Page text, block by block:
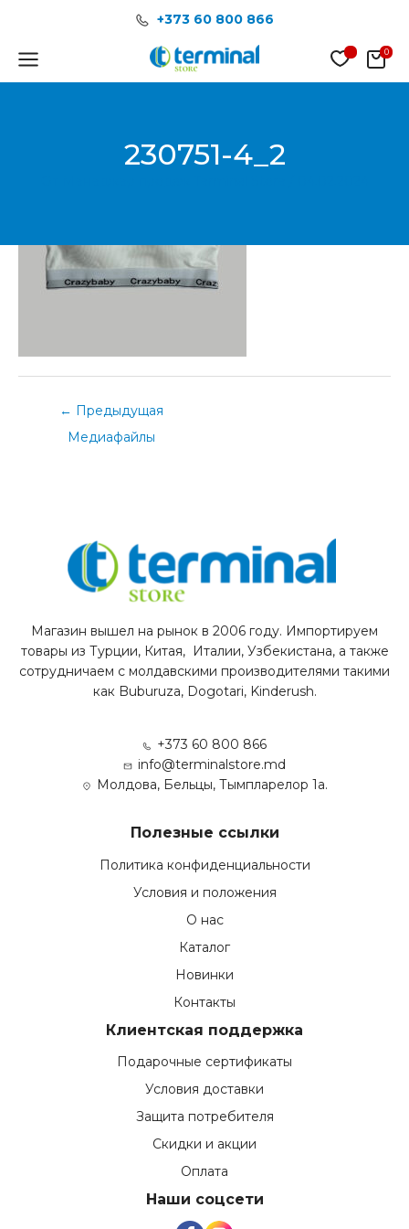
содержимому
+373 60 800 866
Main
Menu
230751-4_2
← Предыдущая
Медиафайлы
Магазин вышел на рынок в 2006 году. Импортируем
товары из Турции, Китая, Италии, Узбекистана, а также
сотрудничаем с молдавскими производителями такими
как Buburuza, Dogotari, Kinderush.
+373 60 800 866
info@terminalstore.md
Молдова, Бельцы, Тымпларелор 1а.
Полезные ссылки
Политика конфиденциальности
Условия и положения
О нас
Каталог
Новинки
Контакты
Клиентская поддержка
Подарочные сертификаты
Условия доставки
Защита потребителя
Скидки и акции
Оплата
Наши соцсети